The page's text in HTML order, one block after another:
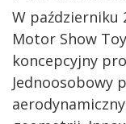
W październiku
Motor Show
koncepcyjny
Jednoosobowy